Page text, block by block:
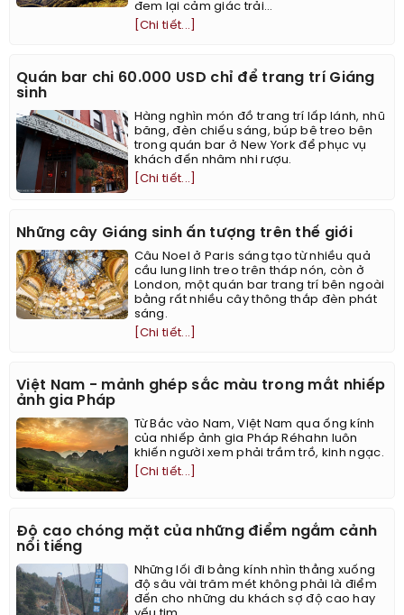
đem lại cảm giác trải...
[Chi tiết...]
Quán bar chi 60.000 USD chỉ để trang trí Giáng
sinh
Hàng nghìn món đồ trang trí lấp lánh, nhũ
băng, đèn chiếu sáng, búp bê treo bên
trong quán bar ở New York để phục vụ
khách đến nhâm nhi rượu.
[Chi tiết...]
Những cây Giáng sinh ấn tượng trên thế giới
Câu Noel ở Paris sáng tạo từ nhiều quả
cầu lung linh treo trên tháp nón, còn ở
London, một quán bar trang trí bên ngoài
bằng rất nhiều cây thông thắp đèn phát
sáng.
[Chi tiết...]
Việt Nam - mảnh ghép sắc màu trong mắt nhiếp
ảnh gia Pháp
Từ Bắc vào Nam, Việt Nam qua ống kính
của nhiếp ảnh gia Pháp Réhahn luôn
khiến người xem phải trầm trồ, kinh ngạc.
[Chi tiết...]
Độ cao chóng mặt của những điểm ngắm cảnh
nổi tiếng
Những lối đi bằng kính nhìn thẳng xuống
độ sâu vài trăm mét không phải là điểm
đến cho những du khách sợ độ cao hay